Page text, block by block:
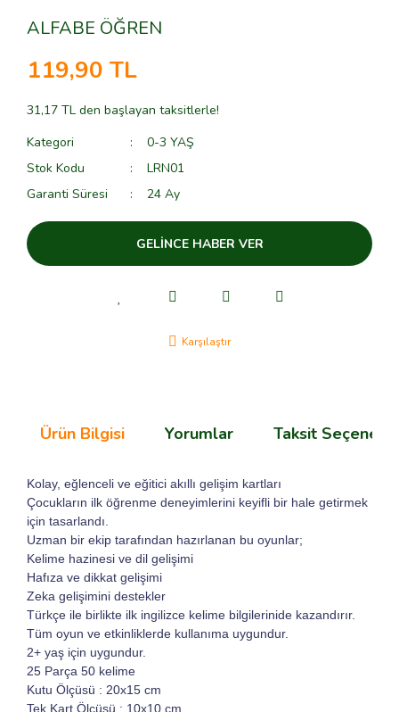
ALFABE ÖĞREN
119,90 TL
31,17 TL den başlayan taksitlerle!
Kategori
0-3 YAŞ
Stok Kodu
LRN01
Garanti Süresi
24 Ay
GELİNCE HABER VER
Karşılaştır
Ürün Bilgisi Yorumlar Taksit
Kolay, eğlenceli ve eğitici akıllı gelişim kartları
Çocukların ilk öğrenme deneyimlerini keyifli bir hale getirmek
için tasarlandı.
Uzman bir ekip tarafından hazırlanan bu oyunlar;
Kelime hazinesi ve dil gelişimi
Hafıza ve dikkat gelişimi
Zeka gelişimini destekler
Türkçe ile birlikte ilk ingilizce kelime bilgilerinide kazandırır.
Tüm oyun ve etkinliklerde kullanıma uygundur.
2+ yaş için uygundur.
25 Parça 50 kelime
Kutu Ölçüsü : 20x15 cm
Tek Kart Ölçüsü : 10x10 cm